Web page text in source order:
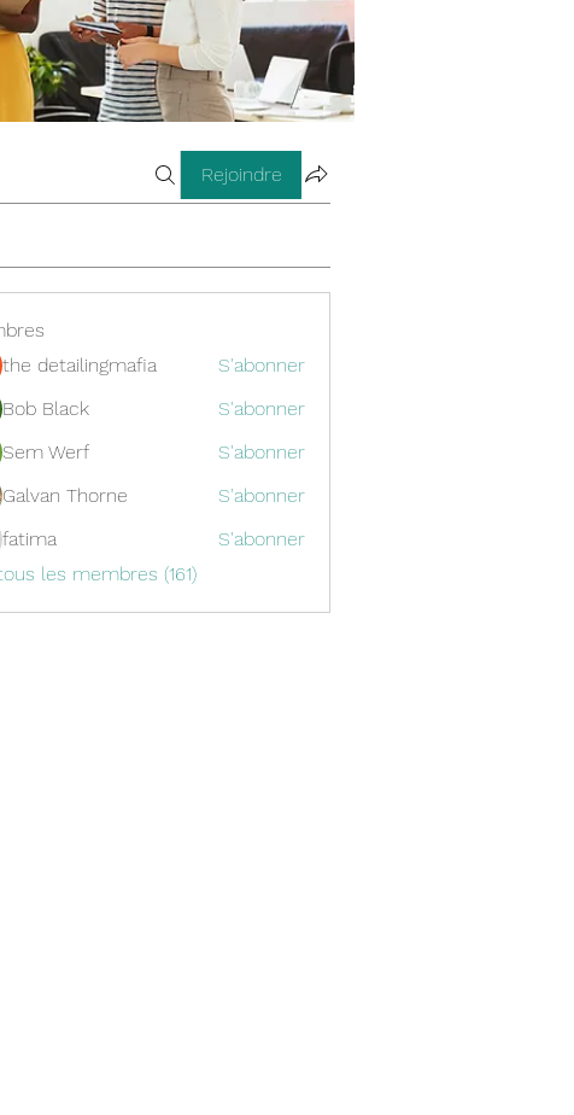
Rejoindre
the detailingmafia
S'abonner
Bob Black
S'abonner
Sem Werf
S'abonner
Galvan Thorne
S'abonner
fatima
S'abonner
les membres (161)